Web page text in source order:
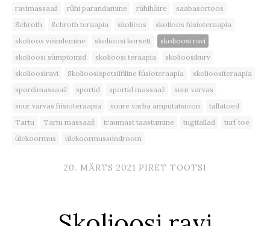
ravimassaaž
rühi parandamine rühihäire
saabasortoos
Schroth
Schroth teraapia skolioos
skolioos füsioteraapia
skolioos võimlemine
skolioosi korsett
skolioosi ravi
skolioosi sümptomid
skolioosi teraapia
skolioosikurv
skolioosiravi
Skolioosispetsiifiline füsioteraapia
skolioositeraapia
spordimassaaž
sportid sportid massaaž
suur varvas
suur varvas füsioteraapia
suure varba amputatsioon
tallatoed
Tartu
Tartu massaaž traumast taastumine tugitallad
turf toe
ülekoormus
ülekoormussündroom
20. MÄRTS 2021 PIRET TOOTSI